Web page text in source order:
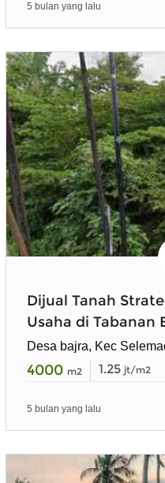
5 bulan yang lalu
Dijual Tanah
Usaha di Tabanan
Desa bajra, Kec
4000 m2 1.25 jt/m2
5 bulan yang lalu